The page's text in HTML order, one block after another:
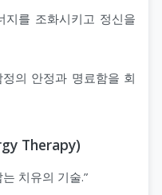
를 조화시키고 정신을
의 안정과 명료함을 회
Therapy)
치유의 기술.”